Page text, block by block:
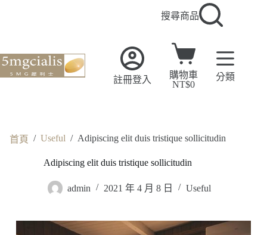
搜尋商品
註冊登入
購物車
NT$0
分類
首頁 / Useful / Adipiscing elit duis tristique sollicitudin
Adipiscing elit duis tristique sollicitudin
admin 2021 年 4 月 8 日 Useful